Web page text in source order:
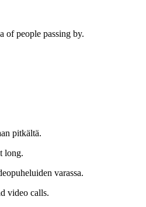
of people passing by.
pitkältä.
long.
varassa.
video calls.